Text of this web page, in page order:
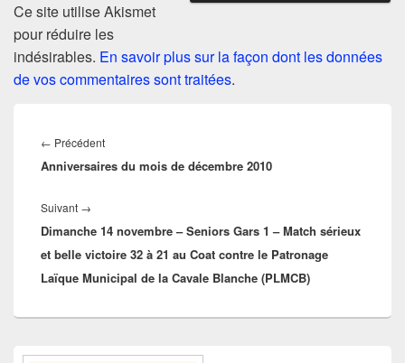
Ce site utilise Akismet
pour réduire les
indésirables. En savoir plus sur la façon dont les données
de vos commentaires sont traitées.
de
l’article
← PrécédentArticle
précédent :
Anniversaires du mois de décembre 2010
Suivant →
suivant :
Dimanche 14 novembre – Seniors Gars 1 – Match sérieux
et belle victoire 32 à 21 au Coat contre le Patronage
Laïque Municipal de la Cavale Blanche (PLMCB)
Zone